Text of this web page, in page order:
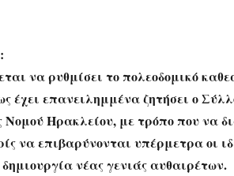
να ρυθμίσει το πολεοδομικό
έχει επανειλημμένα ζητήσει ο
Νομού Ηρακλείου, με τρόπο που να
να επιβαρύνονται υπέρμετρα οι
νέας γενιάς αυθαιρέτων.